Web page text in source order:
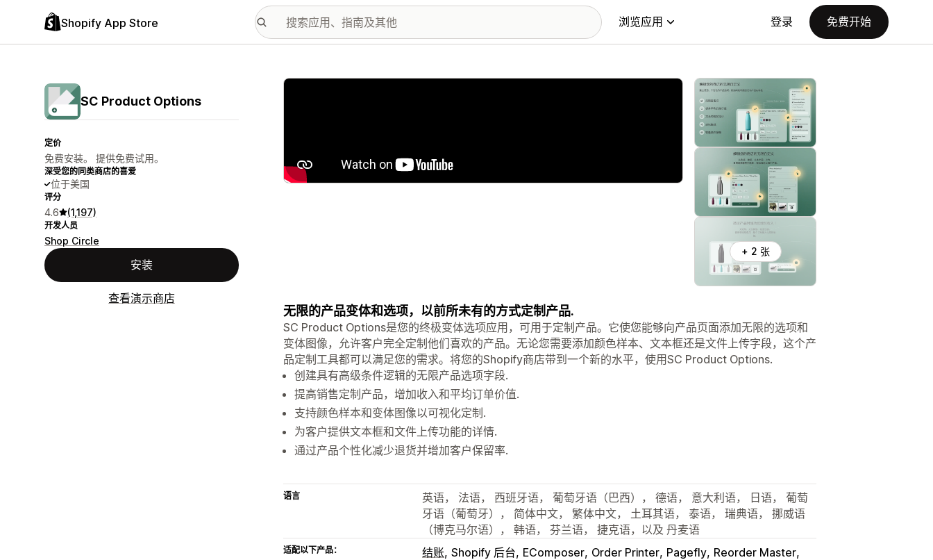
Shopify App Store 浏览应用 登录 免费开始
SC Product Options
定价
免费安装。 提供免费试用。
深受您的同类商店的喜爱
位于美国
评分
4.6 (1,197)
开发人员
Shop Circle
安装
查看演示商店
配图图库
+ 2 张
无限的产品变体和选项，以前所未有的方式定制产品.
SC Product Options是您的终极变体选项应用，可用于定制产品。它使您能够向产品页面添加无限的选项和
变体图像，允许客户完全定制他们喜欢的产品。无论您需要添加颜色样本、文本框还是文件上传字段，这个产
品定制工具都可以满足您的需求。将您的Shopify商店带到一个新的水平，使用SC Product Options.
创建具有高级条件逻辑的无限产品选项字段.
提高销售定制产品，增加收入和平均订单价值.
支持颜色样本和变体图像以可视化定制.
为客户提供文本框和文件上传功能的详情.
通过产品个性化减少退货并增加客户保留率.
语言
英语， 法语， 西班牙语， 葡萄牙语（巴西）， 德语， 意大利语， 日语， 葡萄
牙语（葡萄牙）， 简体中文， 繁体中文， 土耳其语， 泰语， 瑞典语， 挪威语
（博克马尔语）， 韩语， 芬兰语， 捷克语，以及 丹麦语
适配以下产品： 结账 Shopify 后台 EComposer Order Printer Pagefly Reorder Master